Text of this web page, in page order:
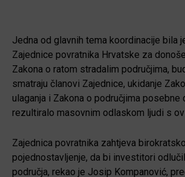
Jedna od glavnih tema koordinacije bila
Zajednice povratnika Hrvatske za
Zakona o ratom stradalim područjima,
smatraju članovi Zajednice, ukidanje
ulaganja i Zakona o područjima posebne
rezultiralo masovnim odlaskom ljudi s
Zajednica povratnika zahtjeva
pojednostavljenje, da bi investitori
područja, rekao je Josip Kompanović,